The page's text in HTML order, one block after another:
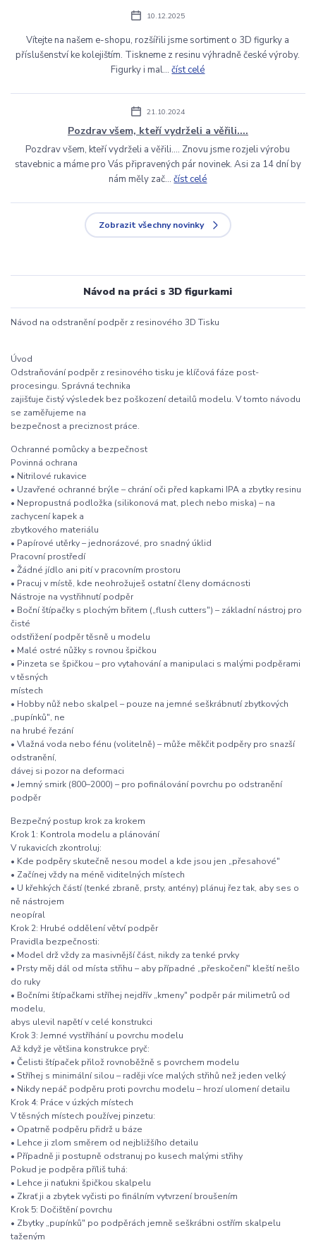
10.12.2025
Vítejte na našem e-shopu, rozšířili jsme sortiment o 3D figurky a
příslušenství ke kolejištím. Tiskneme z resinu výhradně české výroby.
Figurky i mal...číst celé
21.10.2024
Pozdrav všem, kteří vydrželi a věřili....
Pozdrav všem, kteří vydrželi a věřili.... Znovu jsme rozjeli výrobu
stavebnic a máme pro Vás připravených pár novinek. Asi za 14 dní by
nám měly zač...číst celé
Zobrazit všechny novinky
Návod na práci s 3D figurkami
Návod na odstranění podpěr z resinového 3D Tisku
Úvod
Odstraňování podpěr z resinového tisku je klíčová fáze post-
procesingu. Správná technika
zajišťuje čistý výsledek bez poškození detailů modelu. V tomto návodu
se zaměřujeme na
bezpečnost a preciznost práce.
Ochranné pomůcky a bezpečnost
Povinná ochrana
• Nitrilové rukavice
• Uzavřené ochranné brýle – chrání oči před kapkami IPA a zbytky resinu
• Nepropustná podložka (silikonová mat, plech nebo miska) – na
zachycení kapek a
zbytkového materiálu
• Papírové utěrky – jednorázové, pro snadný úklid
Pracovní prostředí
• Žádné jídlo ani pití v pracovním prostoru
• Pracuj v místě, kde neohrožuješ ostatní členy domácnosti
Nástroje na vystřihnutí podpěr
• Boční štípačky s plochým břitem („flush cutters") – základní nástroj pro
čisté
odstřižení podpěr těsně u modelu
• Malé ostré nůžky s rovnou špičkou
• Pinzeta se špičkou – pro vytahování a manipulaci s malými podpěrami
v těsných
místech
• Hobby nůž nebo skalpel – pouze na jemné seškrábnutí zbytkových
„pupínků", ne
na hrubé řezání
• Vlažná voda nebo fénu (volitelně) – může měkčit podpěry pro snazší
odstranění,
dávej si pozor na deformaci
• Jemný smirk (800–2000) – pro pofinálování povrchu po odstranění
podpěr
Bezpečný postup krok za krokem
Krok 1: Kontrola modelu a plánování
V rukavicích zkontroluj:
• Kde podpěry skutečně nesou model a kde jsou jen „přesahové"
• Začínej vždy na méně viditelných místech
• U křehkých částí (tenké zbraně, prsty, antény) plánuj řez tak, aby ses o
ně nástrojem
neopíral
Krok 2: Hrubé oddělení větví podpěr
Pravidla bezpečnosti:
• Model drž vždy za masivnější část, nikdy za tenké prvky
• Prsty měj dál od místa střihu – aby případné „přeskočení" kleští nešlo
do ruky
• Bočními štípačkami stříhej nejdřív „kmeny" podpěr pár milimetrů od
modelu,
abys ulevil napětí v celé konstrukci
Krok 3: Jemné vystříhání u povrchu modelu
Až když je většina konstrukce pryč:
• Čelisti štípaček přilož rovnoběžně s povrchem modelu
• Stříhej s minimální silou – raději více malých střihů než jeden velký
• Nikdy nepáč podpěru proti povrchu modelu – hrozí ulomení detailu
Krok 4: Práce v úzkých místech
V těsných místech používej pinzetu:
• Opatrně podpěru přidrž u báze
• Lehce ji zlom směrem od nejbližšího detailu
• Případně ji postupně odstranuj po kusech malými střihy
Pokud je podpěra příliš tuhá:
• Lehce ji naťukni špičkou skalpelu
• Zkrať ji a zbytek vyčisti po finálním vytvrzení broušením
Krok 5: Dočištění povrchu
• Zbytky „pupínků" po podpěrách jemně seškrábni ostřím skalpelu
taženým